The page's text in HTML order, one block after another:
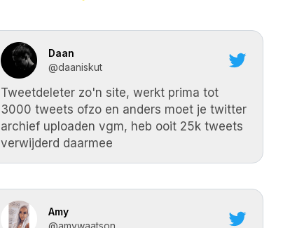
Daan
@daaniskut
Tweetdeleter zo'n site, werkt prima tot
3000 tweets ofzo en anders moet je twitter
archief uploaden vgm, heb ooit 25k tweets
verwijderd daarmee
Amy
@amywaatson